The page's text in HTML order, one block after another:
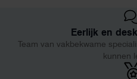
Eerlijk en
Team van vakbekwame
kunnen